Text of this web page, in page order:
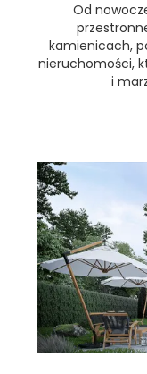
Od
kamienicach,
nieruchomości,
i